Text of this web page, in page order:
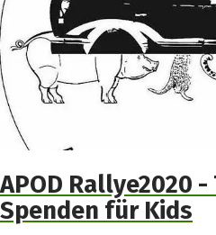
APOD Rallye2020
Spenden für Kids